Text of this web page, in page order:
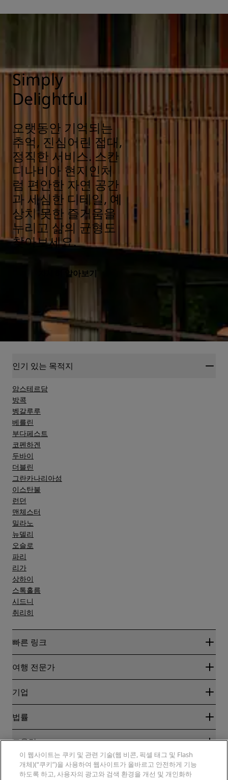
Simply
Delightful
오랫동안 기억되는
추억, 진심어린 접대,
정직한 서비스. 스칸
디나비아 현지인처
럼 편안한 자연 공간
과 세심한 디테일, 예
상치 못한 즐거움을
누리고 삶의 균형도
찾아보세요.
자세히 알아보기
인기 있는 목적지
암스테르담
방콕
벵갈루루
베를린
부다페스트
코펜하겐
두바이
더블린
그란카나리아섬
이스탄불
런던
맨체스터
밀라노
뉴델리
오슬로
파리
리가
상하이
스톡홀름
시드니
취리히
빠른 링크
Radisson Rewards
블로그
여행지
Radisson Hotels APP
Sports Approved 호텔
가족 친화적 호텔
건강 및 안전
여행 전문가
파트너
기업
Radisson Hotel Group
RHG 채용
EHL 채용
The Club by RHG
법률
개인정보 고지
법적 고지
Radisson Rewards 이용 약관
사이트 사용 계약
도움말
소비자 경고
연락처
소셜 미디어
이 웹사이트는 쿠키 및 관련 기술(웹 비콘, 픽셀 태그 및 Flash
개체)(“쿠키”)을 사용하여 웹사이트가 올바르고 안전하게 기능
하도록 하고, 사용자의 광고와 검색 환경을 개선 및 개인화하